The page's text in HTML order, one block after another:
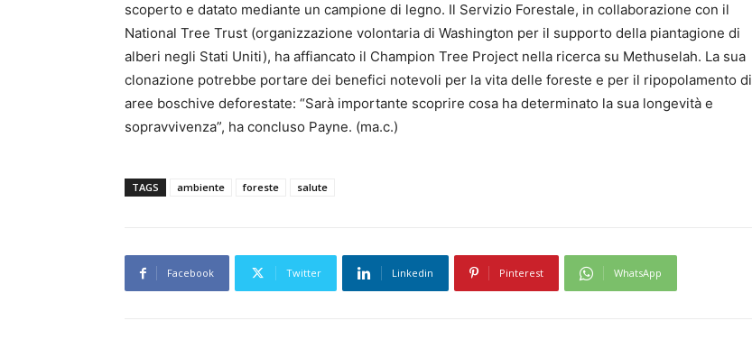
scoperto e datato mediante un campione di legno. Il Servizio Forestale, in collaborazione con il
National Tree Trust (organizzazione volontaria di Washington per il supporto della piantagione di
alberi negli Stati Uniti), ha affiancato il Champion Tree Project nella ricerca su Methuselah. La sua
clonazione potrebbe portare dei benefici notevoli per la vita delle foreste e per il ripopolamento di
aree boschive deforestate: “Sarà importante scoprire cosa ha determinato la sua longevità e
sopravvivenza”, ha concluso Payne. (ma.c.)
TAGS ambiente foreste salute
Facebook Twitter Linkedin Pinterest WhatsApp